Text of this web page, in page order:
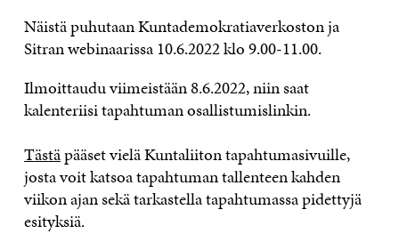
Näistä puhutaan Kuntademokratiaverkoston ja
Sitran webinaarissa 10.6.2022 klo 9.00-11.00.
Ilmoittaudu viimeistään 8.6.2022, niin saat
kalenteriisi tapahtuman osallistumislinkin.
Tästäpääset vielä Kuntaliiton tapahtumasivuille,
josta voit katsoa tapahtuman tallenteen kahden
viikon ajan sekä tarkastella tapahtumassa pidettyjä
esityksiä.